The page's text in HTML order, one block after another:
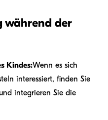
während der
Kindes:Wenn es sich
interessiert, finden Sie
integrieren Sie die